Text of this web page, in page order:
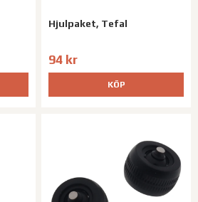
Hjulpaket, Tefal
94 kr
KÖP